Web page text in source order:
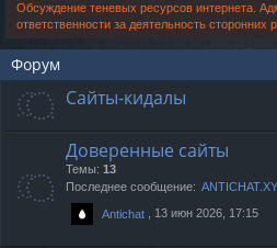
Обсуждение теневых ресурсов интернета.
ответственности за деятельность сторонних
Форум
Сайты-кидалы
Доверенные сайты
Темы: 13
Последнее сообщение:
Antichat , 13 июн 2026, 17:15